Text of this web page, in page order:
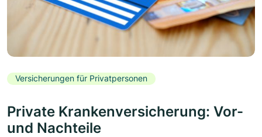
Versicherungen für Privatpersonen
Private Krankenversicherung: Vor-
und Nachteile